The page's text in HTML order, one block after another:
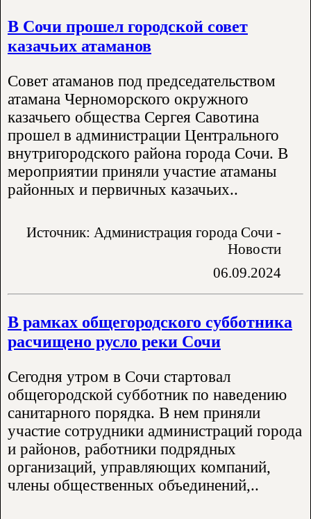
В Сочи прошел городской совет
казачьих атаманов
Совет атаманов под председательством
атамана Черноморского окружного
казачьего общества Сергея Савотина
прошел в администрации Центрального
внутригородского района города Сочи. В
мероприятии приняли участие атаманы
районных и первичных казачьих..
Источник: Администрация города Сочи -
Новости
06.09.2024
В рамках общегородского субботника
расчищено русло реки Сочи
Сегодня утром в Сочи стартовал
общегородской субботник по наведению
санитарного порядка. В нем приняли
участие сотрудники администраций города
и районов, работники подрядных
организаций, управляющих компаний,
члены общественных объединений,..